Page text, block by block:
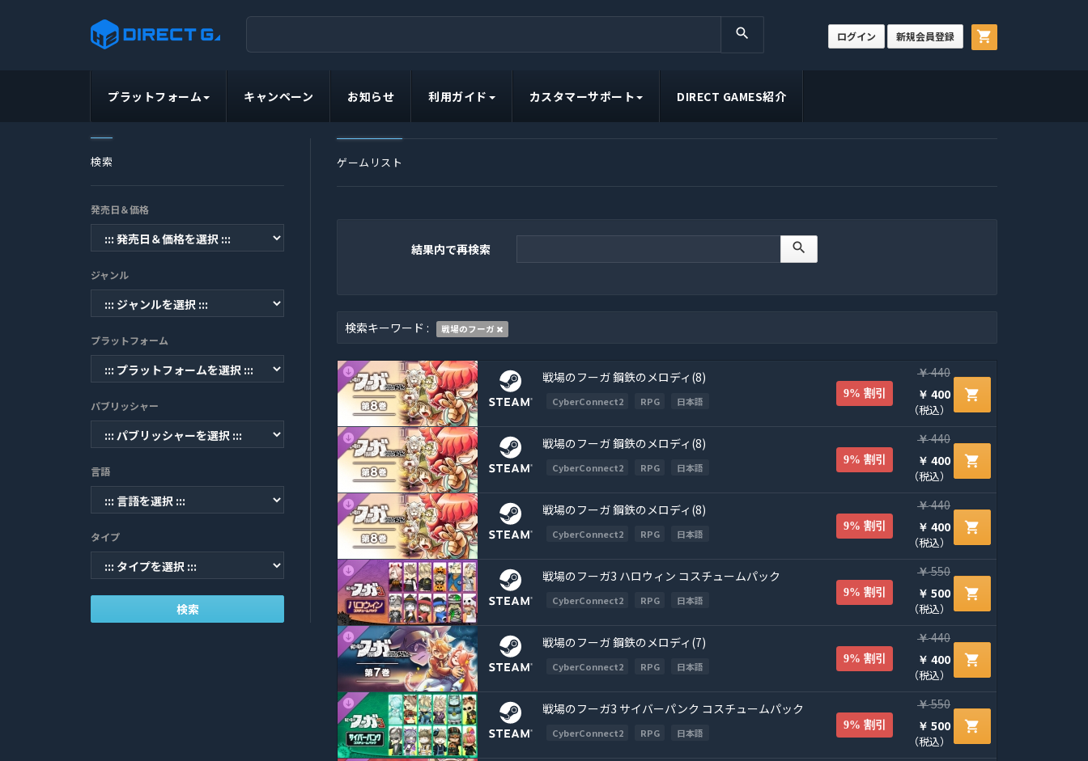
search shopping_cart
ログイン 新規会員登録
プラットフォーム キャンペーン お知らせ 利用ガイド カスタマーサポート DIRECT GAMES紹介
ゲームリスト
結果内で再検索 search
検索キーワード : 戦場のフーガ
戦場のフーガ 鋼鉄のメロディ(8)
CyberConnect2 RPG 日本語
9% 割引
￥440
￥ 400
（税込）
shopping_cart
戦場のフーガ 鋼鉄のメロディ(8)
CyberConnect2 RPG 日本語
9% 割引
￥440
￥ 400
（税込）
shopping_cart
戦場のフーガ 鋼鉄のメロディ(8)
CyberConnect2 RPG 日本語
9% 割引
￥440
￥ 400
（税込）
shopping_cart
戦場のフーガ3 ハロウィン コスチュームパック
CyberConnect2 RPG 日本語
9% 割引
￥550
￥ 500
（税込）
shopping_cart
戦場のフーガ 鋼鉄のメロディ(7)
CyberConnect2 RPG 日本語
9% 割引
￥440
￥ 400
（税込）
shopping_cart
戦場のフーガ3 サイバーパンク コスチュームパック
CyberConnect2 RPG 日本語
9% 割引
￥550
￥ 500
（税込）
shopping_cart
検索
発売日＆価格
ジャンル
プラットフォーム
パブリッシャー
言語
タイプ
検索